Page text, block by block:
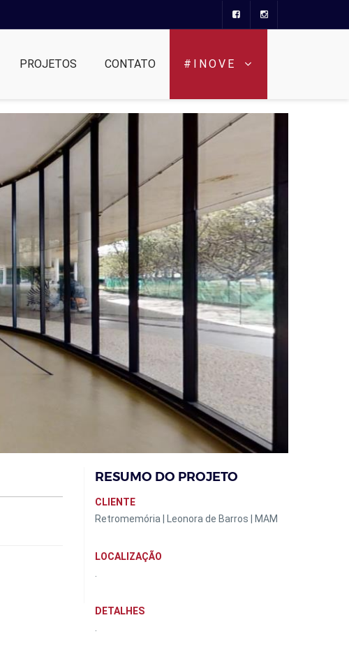
PROJETOS CONTATO #INOVE
RESUMO DO PROJETO
CLIENTE
Retromemória | Leonora de Barros | MAM
LOCALIZAÇÃO
DETALHES